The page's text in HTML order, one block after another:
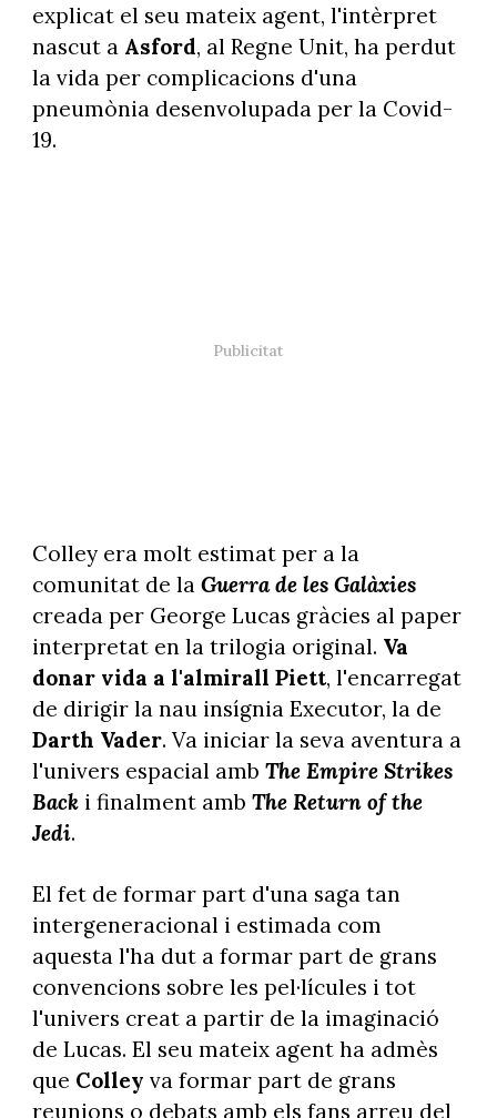
explicat el seu mateix agent, l'intèrpret
nascut a Asford, al Regne Unit, ha perdut
la vida per complicacions d'una
pneumònia desenvolupada per la Covid-
19.
Colley era molt estimat per a la
comunitat de la Guerra de les Galàxies
creada per George Lucas gràcies al paper
interpretat en la trilogia original. Va
donar vida a l'almirall Piett, l'encarregat
de dirigir la nau insígnia Executor, la de
Darth Vader. Va iniciar la seva aventura a
l'univers espacial amb The Empire Strikes
Backi finalment amb The Return of the
Jedi.
El fet de formar part d'una saga tan
intergeneracional i estimada com
aquesta l'ha dut a formar part de grans
convencions sobre les pel·lícules i tot
l'univers creat a partir de la imaginació
de Lucas. El seu mateix agent ha admès
que Colley va formar part de grans
reunions o debats amb els fans arreu del